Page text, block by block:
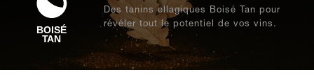
Des tanins ellagiques Boisé Tan pour
révéler tout le potentiel de vos vins.